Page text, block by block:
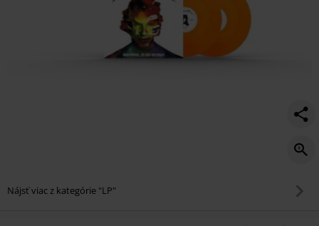
Nájsť viac z kategórie "LP"